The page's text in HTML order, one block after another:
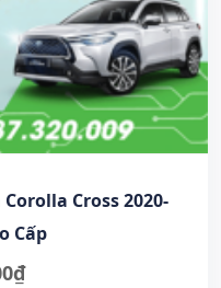
Cross 2020-
Cấp
₫